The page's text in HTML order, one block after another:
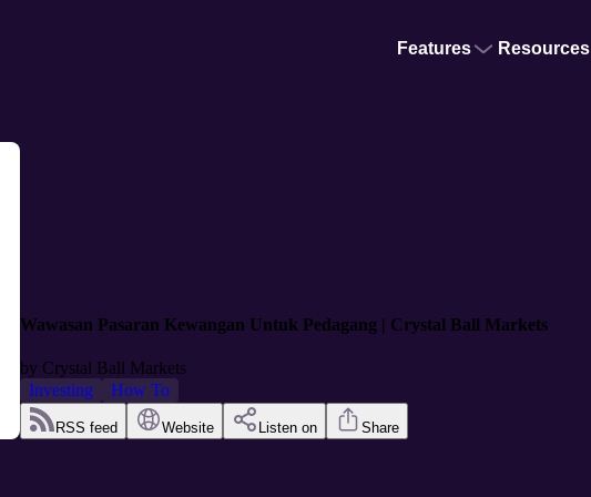
Features Resources
Wawasan Pasaran Kewangan Untuk Pedagang | Crystal Ball Markets
by Crystal Ball Markets
Investing
How To
RSS feed Website Listen on Share